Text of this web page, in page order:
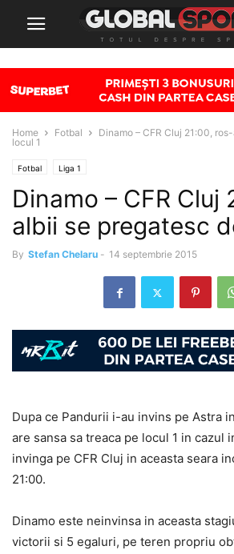
Home Fotbal
Dinamo – CFR Cluj 21:00,
locul 1
Fotbal Liga 1
Dinamo – CFR Cluj
albii se pregatesc
By Stefan Chelaru - 14 septembrie 2015
Dupa ce Pandurii i-au invins pe Astra
are sansa sa treaca pe locul 1 in cazul
invinga pe CFR Cluj in aceasta seara
21:00.
Dinamo este neinvinsa in aceasta
victorii si 5 egaluri, pe teren propriu